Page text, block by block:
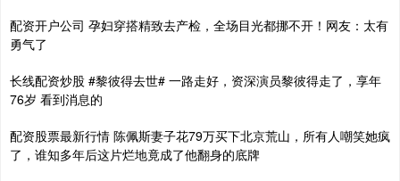
配资开户公司 孕妇穿搭精致去产检，全场目光都挪不开！网友：太有
勇气了
长线配资炒股 #黎彼得去世# 一路走好，资深演员黎彼得走了，享年
76岁 看到消息的
配资股票最新行情 陈佩斯妻子花79万买下北京荒山，所有人嘲笑她疯
了，谁知多年后这片烂地竟成了他翻身的底牌‌